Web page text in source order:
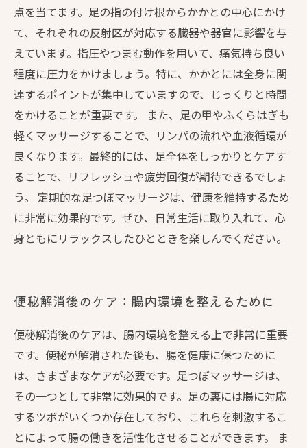
点を当てます。足の指の付け根からかかとの中心にかけ
て、それぞれの反射区が対応する臓器や器官に影響を与
えています。指圧やつまむ動作を用いて、痛気持ち良い
程度に圧力をかけましょう。特に、かかとには全身に関
連するポイントが集中していますので、じっくりと時間
をかけることが重要です。 また、足の甲やふくらはぎも
軽くマッサージすることで、リンパの流れや血液循環が
良くなります。最終的には、足全体をしっかりとケアす
ることで、リフレッシュや疲労回復が期待できるでしょ
う。 定期的な足つぼマッサージは、健康を維持するため
に非常に効果的です。ぜひ、日常生活に取り入れて、心
身ともにリラックスしたひとときを楽しんでください。
便秘解消後のケア：腸内環境を整えるために
便秘解消後のケアは、腸内環境を整える上で非常に重要
です。便秘が解消された後も、腸を健康に保つために
は、さまざまなケアが必要です。足つぼマッサージは、
その一つとして非常に効果的です。足の裏には腸に対応
するツボがいくつか存在しており、これらを刺激するこ
とによって腸の働きを活性化させることができます。 ま